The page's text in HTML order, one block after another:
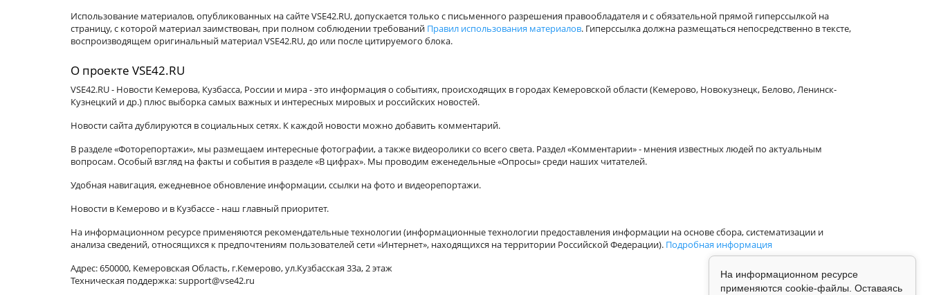
Использование материалов, опубликованных на сайте VSE42.RU, допускается только с письменного разрешения правообладателя и с обязательной прямой гиперссылкой на
страницу, с которой материал заимствован, при полном соблюдении требований Правил использования материалов. Гиперссылка должна размещаться непосредственно в тексте,
воспроизводящем оригинальный материал VSE42.RU, до или после цитируемого блока.
О проекте VSE42.RU
VSE42.RU - Новости Кемерова, Кузбасса, России и мира - это информация о событиях, происходящих в городах Кемеровской области (Кемерово, Новокузнецк, Белово, Ленинск-
Кузнецкий и др.) плюс выборка самых важных и интересных мировых и российских новостей.
Новости сайта дублируются в социальных сетях. К каждой новости можно добавить комментарий.
В разделе «Фоторепортажи», мы размещаем интересные фотографии, а также видеоролики со всего света. Раздел «Комментарии» - мнения известных людей по актуальным
вопросам. Особый взгляд на факты и события в разделе «В цифрах». Мы проводим еженедельные «Опросы» среди наших читателей.
Удобная навигация, ежедневное обновление информации, ссылки на фото и видеорепортажи.
Новости в Кемерово и в Кузбассе - наш главный приоритет.
На информационном ресурсе применяются рекомендательные технологии (информационные технологии предоставления информации на основе сбора, систематизации и
анализа сведений, относящихся к предпочтениям пользователей сети «Интернет», находящихся на территории Российской Федерации). Подробная информация
Адрес: 650000, Кемеровская Область, г.Кемерово, ул.Кузбасская 33а, 2 этаж
Техническая поддержка: support@vse42.ru
На информационном ресурсе
применяются cookie-файлы. Оставаясь